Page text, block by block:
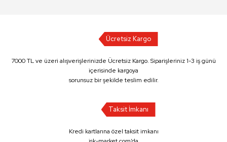
Ücretsiz Kargo
7000 TL ve üzeri alışverişlerinizde Ücretsiz Kargo. Siparişleriniz 1-3 iş günü
içerisinde kargoya
sorunsuz bir şekilde teslim edilir.
Taksit İmkanı
Kredi kartlarına özel taksit imkanı